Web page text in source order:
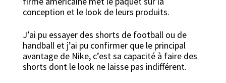
conception et le look de leurs produits.
J’ai pu essayer des shorts de football ou de
handball et j’ai pu confirmer que le principal
avantage de Nike, c’est sa capacité à faire des
shorts dont le look ne laisse pas indifférent.